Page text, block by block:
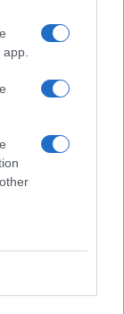
politiche
di
già
i pagamenti